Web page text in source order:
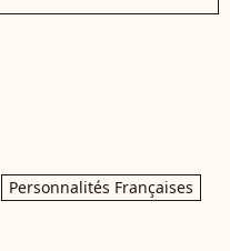
Personnalités Françaises